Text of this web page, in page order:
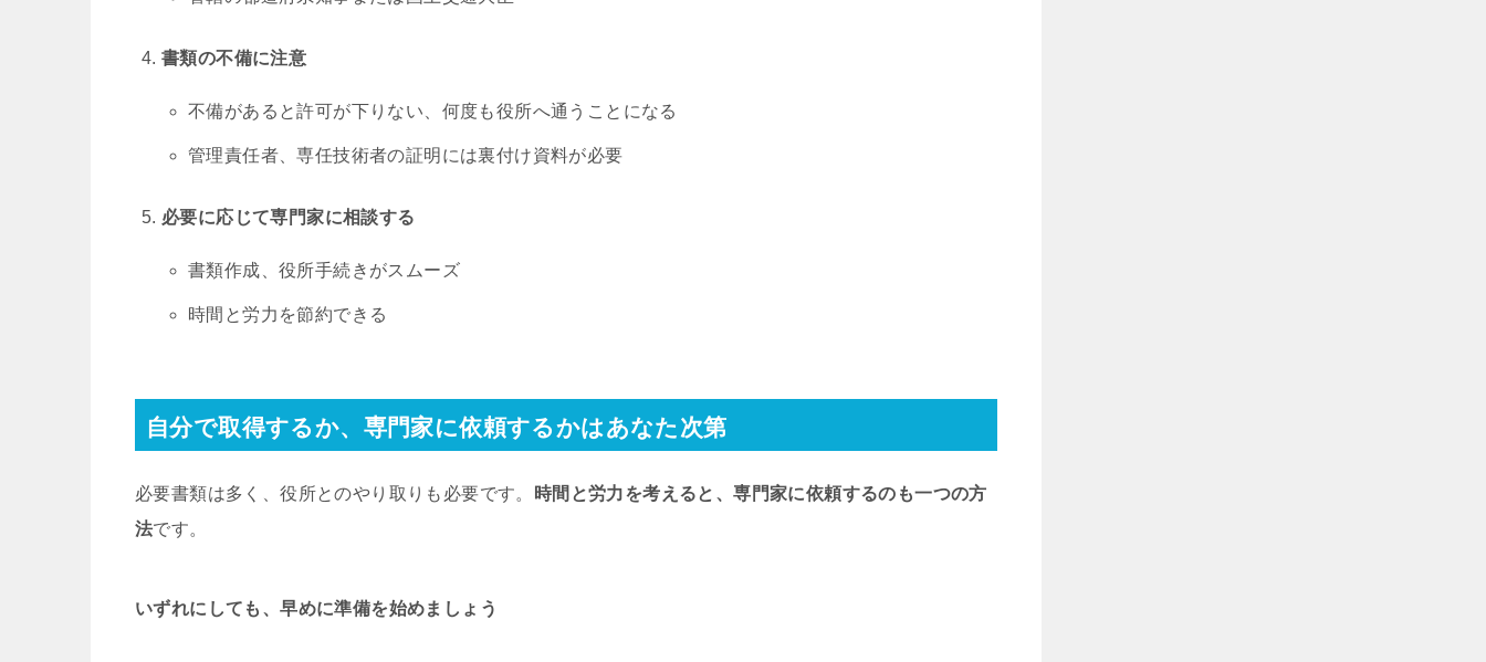
書類の不備に注意
不備があると許可が下りない、何度も役所へ通うことになる
管理責任者、専任技術者の証明には裏付け資料が必要
必要に応じて専門家に相談する
書類作成、役所手続きがスムーズ
時間と労力を節約できる
自分で取得するか、専門家に依頼するかはあなた次第
必要書類は多く、役所とのやり取りも必要です。
時間と労力を考えると、専門家に依頼するのも一つの方
法です。
いずれにしても、早めに準備を始めましょう